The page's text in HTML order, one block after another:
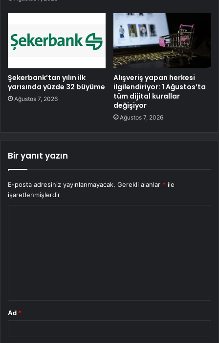
Şekerbank’tan yılın ilk
yarısında yüzde 32 büyüme
Ağustos 7, 2026
Alışveriş yapan herkesi
ilgilendiriyor: 1 Ağustos’ta
tüm dijital kurallar
değişiyor
Ağustos 7, 2026
Bir yanıt yazın
E-posta adresiniz yayınlanmayacak. Gerekli alanlar * ile
işaretlenmişlerdir
Ad *